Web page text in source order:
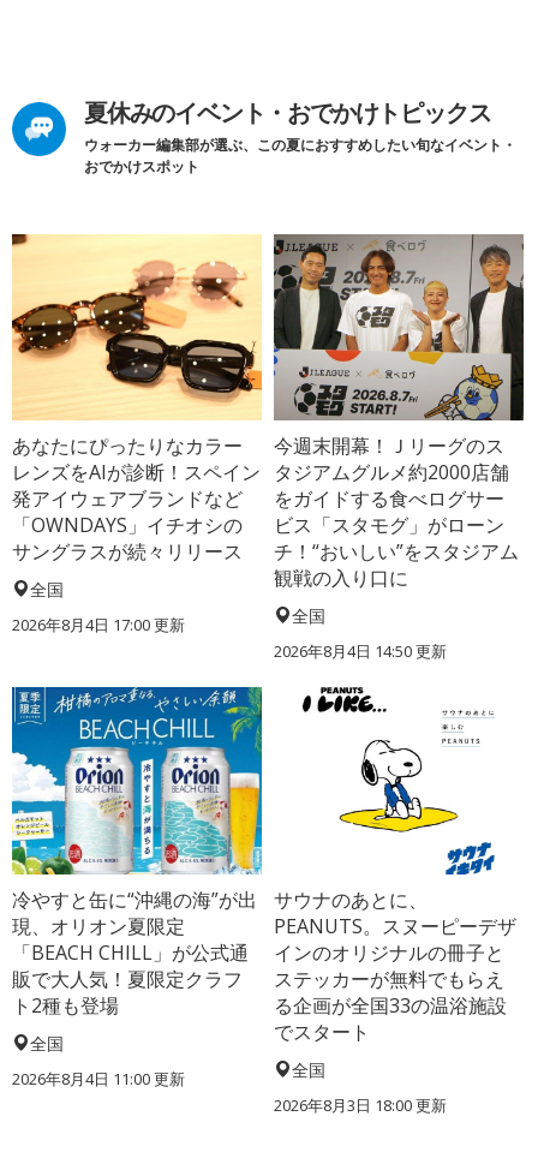
夏休みのイベント・おでかけトピックス
ウォーカー編集部が選ぶ、この夏におすすめしたい旬なイベント・
おでかけスポット
あなたにぴったりなカラー
レンズをAIが診断！スペイン
発アイウェアブランドなど
「OWNDAYS」イチオシの
サングラスが続々リリース
全国
2026年8月4日 17:00更新
今週末開幕！Ｊリーグのス
タジアムグルメ約2000店舗
をガイドする食べログサー
ビス「スタモグ」がローン
チ！“おいしい”をスタジアム
観戦の入り口に
全国
2026年8月4日 14:50更新
冷やすと缶に“沖縄の海”が出
現、オリオン夏限定
「BEACH CHILL」が公式通
販で大人気！夏限定クラフ
ト2種も登場
全国
2026年8月4日 11:00更新
サウナのあとに、
PEANUTS。スヌーピーデザ
インのオリジナルの冊子と
ステッカーが無料でもらえ
る企画が全国33の温浴施設
でスタート
全国
2026年8月3日 18:00更新